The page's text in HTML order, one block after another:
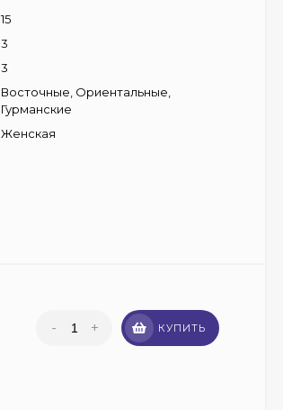
15
3
3
Восточные, Ориентальные,
Гурманские
Женская
- + КУПИТЬ